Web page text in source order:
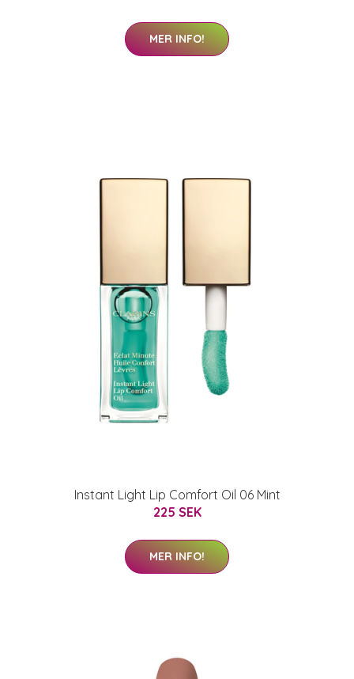
MER INFO!
Instant Light Lip Comfort Oil 06 Mint
225 SEK
MER INFO!